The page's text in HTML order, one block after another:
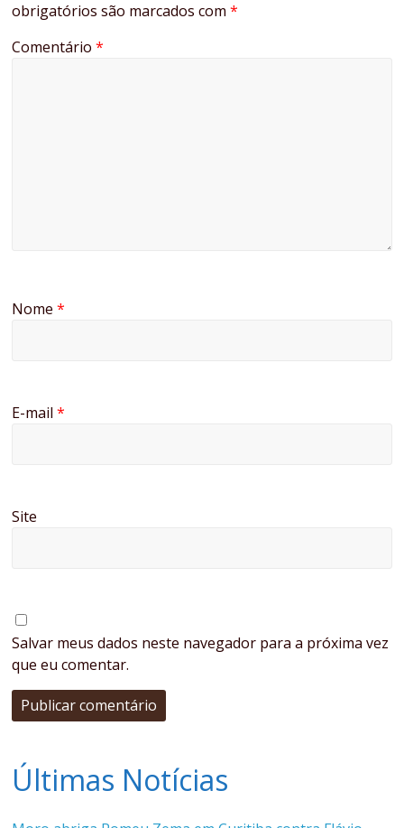
obrigatórios são marcados com*
Comentário*
Nome*
E-mail*
Site
Salvar meus dados neste navegador para a próxima vez
que eu comentar.
Últimas Notícias